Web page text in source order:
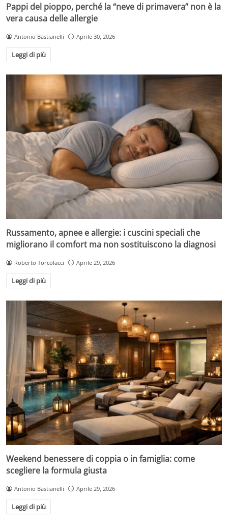
Pappi del pioppo, perché la “neve di primavera” non è la
vera causa delle allergie
Antonio Bastianelli Aprile 30, 2026
Leggi di più
Russamento, apnee e allergie: i cuscini speciali che
migliorano il comfort ma non sostituiscono la diagnosi
Roberto Torcolacci Aprile 29, 2026
Leggi di più
Weekend benessere di coppia o in famiglia: come
scegliere la formula giusta
Antonio Bastianelli Aprile 29, 2026
Leggi di più